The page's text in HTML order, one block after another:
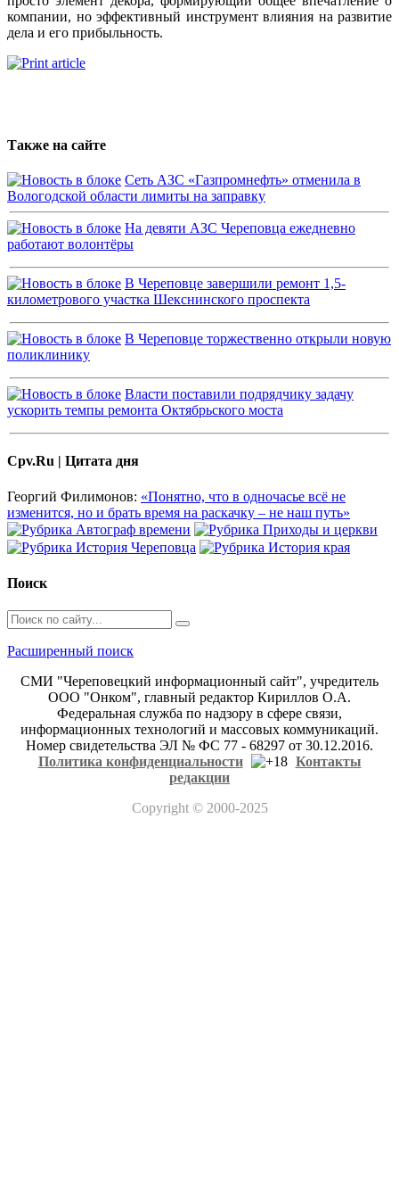
компании, но эффективный инструмент влияния на развитие
дела и его прибыльность.
Также на сайте
Сеть АЗС «Газпромнефть» отменила в
Вологодской области лимиты на заправку
На девяти АЗС Череповца ежедневно
работают волонтёры
В Череповце завершили ремонт 1,5-
километрового участка Шекснинского проспекта
В Череповце торжественно открыли новую
поликлинику
Власти поставили подрядчику задачу
ускорить темпы ремонта Октябрьского моста
Cpv.Ru | Цитата дня
Георгий Филимонов: «Понятно, что в одночасье всё не
изменится, но и брать время на раскачку – не наш путь»
Поиск
Расширенный поиск
СМИ "Череповецкий информационный сайт", учредитель
ООО "Онком", главный редактор Кириллов О.А.
Федеральная служба по надзору в сфере связи,
информационных технологий и массовых коммуникаций.
Номер свидетельства ЭЛ № ФС 77 - 68297 от 30.12.2016.
Политика конфиденциальности
Контакты
редакции
Copyright© 2000-2025